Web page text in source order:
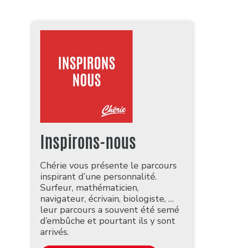
Inspirons-nous
Chérie vous présente le parcours
inspirant d’une personnalité.
Surfeur, mathématicien,
navigateur, écrivain, biologiste, …
leur parcours a souvent été semé
d’embûche et pourtant ils y sont
arrivés.